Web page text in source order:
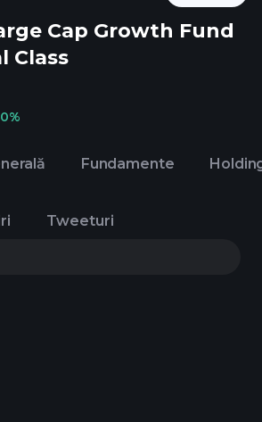
Cap Growth Fund
Class
Fundamente
Tweeturi